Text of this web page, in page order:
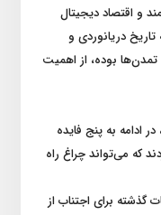
و اقتصاد دیجیتال
دریانوردی و
بوده، از اهمیت
به پنج فایده
که می‌تواند چراغ راه
گذشته برای اجتناب از